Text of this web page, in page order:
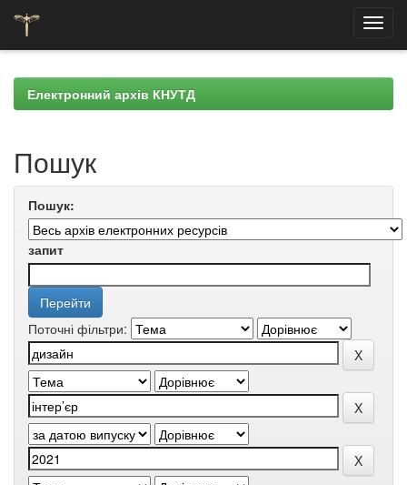
navigationЕлектронний архів КНУТД
Пошук
Пошук:
запит
Поточні фільтри: